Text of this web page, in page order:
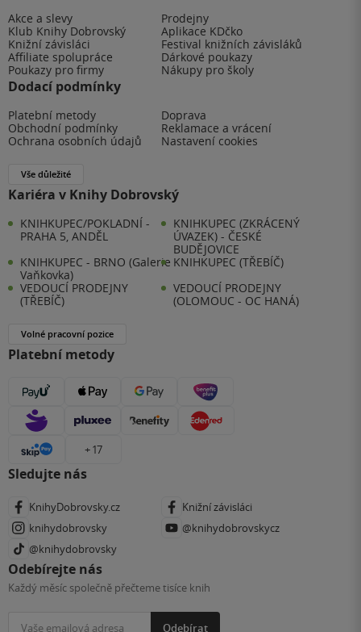
Akce a slevy
Prodejny
Klub Knihy Dobrovský
Aplikace KDčko
Knižní závisláci
Festival knižních závisláků
Affiliate spolupráce
Dárkové poukazy
Poukazy pro firmy
Nákupy pro školy
Dodací podmínky
Platební metody
Doprava
Obchodní podmínky
Reklamace a vrácení
Ochrana osobních údajů
Nastavení cookies
Vše důležité
Kariéra v Knihy Dobrovský
KNIHKUPEC/POKLADNÍ -
PRAHA 5, ANDĚL
KNIHKUPEC (ZKRÁCENÝ
ÚVAZEK) - ČESKÉ
BUDĚJOVICE
KNIHKUPEC - BRNO (Galerie
Vaňkovka)
KNIHKUPEC (TŘEBÍČ)
VEDOUCÍ PRODEJNY
(TŘEBÍČ)
VEDOUCÍ PRODEJNY
(OLOMOUC - OC HANÁ)
Volné pracovní pozice
Platební metody
+ 17
Sledujte nás
KnihyDobrovsky.cz
Knižní závisláci
knihydobrovsky
@knihydobrovskycz
@knihydobrovsky
Odebírejte nás
Každý měsíc společně přečteme tisíce knih
Odebírat